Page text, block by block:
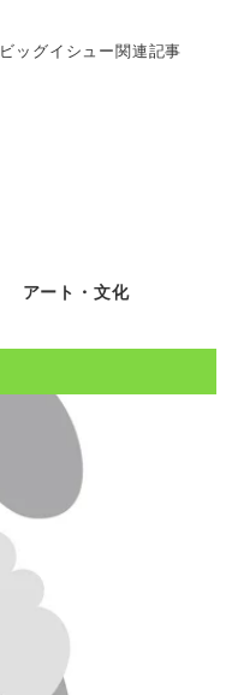
ビッグイシュー関連記事
アート・文化